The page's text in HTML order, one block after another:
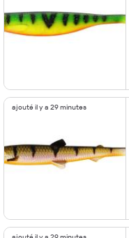
ajouté il y a 29 minutes